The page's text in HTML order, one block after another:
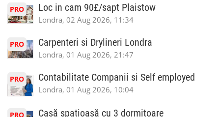
PRO Loc in cam 90£/sapt Plaistow
Londra, 02 Aug 2026, 11:34
PRO Carpenteri si Drylineri Londra
Londra, 01 Aug 2026, 21:47
PRO Contabilitate Companii si Self employed
Londra, 01 Aug 2026, 10:04
PRO Casă spațioasă cu 3 dormitoare